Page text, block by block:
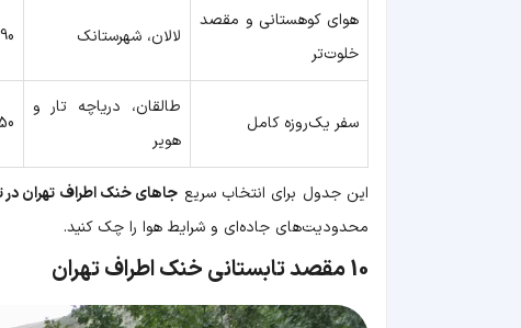
هوای کوهستانی و مقصد
خلوت‌تر
لالان، شهرستانک 90 تا 150 دقیقه
سفر یک‌روزه کامل
طالقان، دریاچه تار و
هویر
150 تا
این جدول برای انتخاب سریع جاهای خنک اطراف تهران در
محدودیت‌های جاده‌ای و شرایط هوا را چک کنید.
10 مقصد تابستانی خنک اطراف تهران